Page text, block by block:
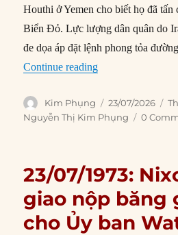
Houthi ở Yemen cho biết họ đã tấn
Biển Đỏ. Lực lượng dân quân do
đe dọa áp đặt lệnh phong tỏa
Continue reading“Thế giới hôm
Author
Kim Phụng
Posted
on
23/07/2026
Nguyễn Thị Kim Phụng
0
23/07/1973:
giao nộp băng
cho Ủy ban